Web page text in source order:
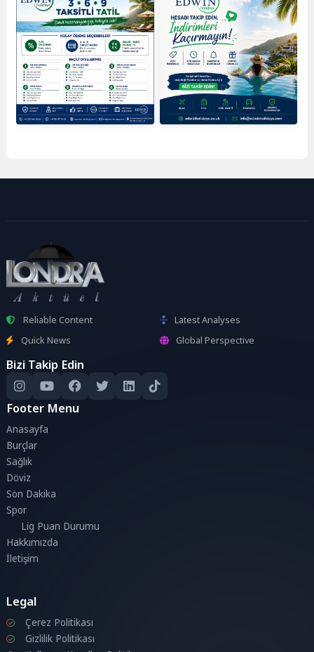
Reliable Content
Latest Analyses
Quick News
Global Perspective
Bizi Takip Edin
Footer Menu
Anasayfa
Burçlar
Sağlık
Döviz
Son Dakika
Spor
Lig Puan Durumu
Hakkımızda
İletişim
Legal
Çerez Politikası
Gizlilik Politikası